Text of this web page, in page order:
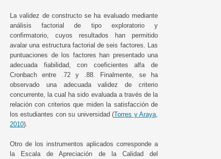
La validez de constructo se ha evaluado mediante
análisis factorial de tipo exploratorio y
confirmatorio, cuyos resultados han permitido
avalar una estructura factorial de seis factores. Las
puntuaciones de los factores han presentado una
adecuada fiabilidad, con coeficientes alfa de
Cronbach entre .72 y .88. Finalmente, se ha
observado una adecuada validez de criterio
concurrente, la cual ha sido evaluada a través de la
relación con criterios que miden la satisfacción de
los estudiantes con su universidad (Torres y Araya,
2010).
Otro de los instrumentos aplicados corresponde a
la Escala de Apreciación de la Calidad del